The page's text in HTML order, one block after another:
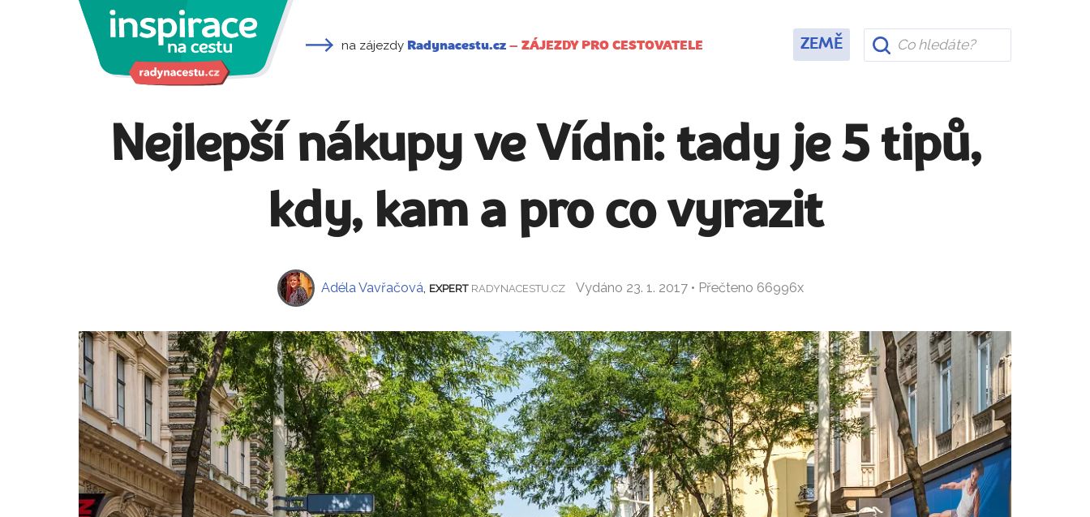
na zájezdy Radynacestu.cz – ZÁJEZDY PRO CESTOVATELE ZEMĚ
Nejlepší nákupy ve Vídni: tady je 5 tipů,
kdy, kam a pro co vyrazit
Adéla Vavřačová, EXPERT RADYNACESTU.CZ Vydáno 23. 1. 2017 • Přečteno 66996x